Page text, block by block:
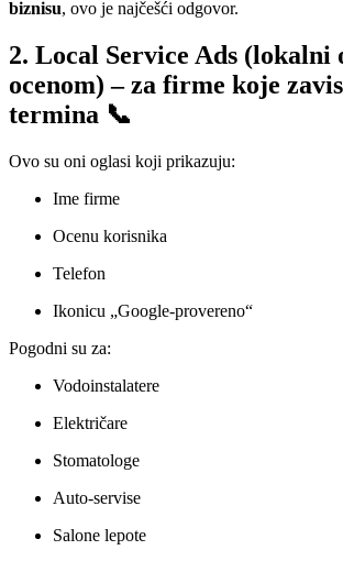
biznisu, ovo je najčešći odgovor.
2. Local Service Ads (lokalni
ocenom) – za firme koje
termina 📞
Ovo su oni oglasi koji prikazuju:
Ime firme
Ocenu korisnika
Telefon
Ikonicu „Google-provereno“
Pogodni su za:
Vodoinstalatere
Električare
Stomatologe
Auto-servise
Salone lepote